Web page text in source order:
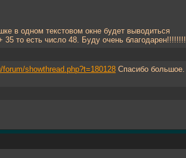
в одном текстовом окне будет выводиться
то есть число 48. Буду очень благодарен!!!!!!!!
forum/showthread.php?t=180128 Спасибо большое.